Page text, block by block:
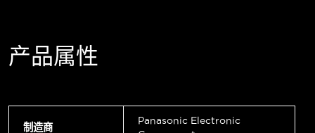
产品属性
制造商
Panasonic Electronic